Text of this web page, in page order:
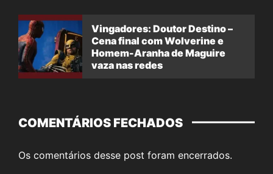
Vingadores: Doutor Destino –
Cena final com Wolverine e
Homem-Aranha de Maguire
vaza nas redes
COMENTÁRIOS FECHADOS
Os comentários desse post foram encerrados.